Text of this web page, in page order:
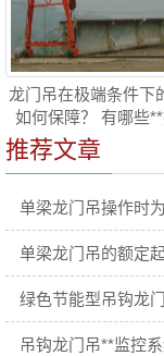
龙门吊在极端条件下
如何保障？ 有哪些**
推荐文章
单梁龙门吊操作时
单梁龙门吊的额定
绿色节能型吊钩龙
吊钩龙门吊**监控